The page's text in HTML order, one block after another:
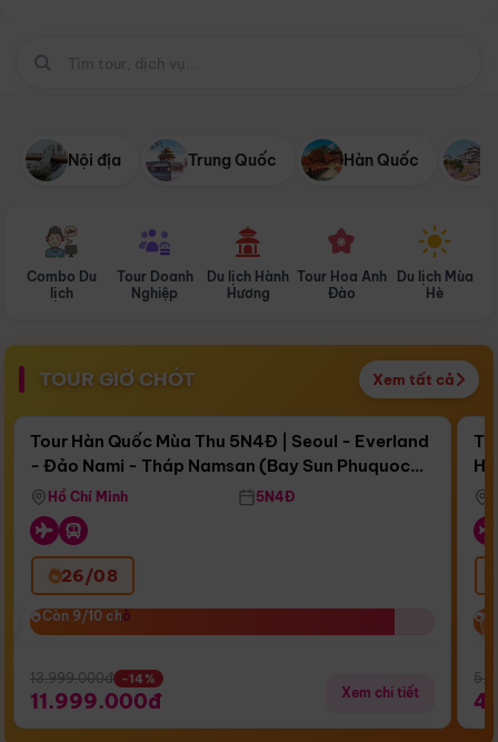
Nội địa Trung Quốc Hàn Quốc
Combo Du
lịch
Tour Doanh
Nghiệp
Du lịch Hành
Hương
Tour Hoa Anh
Đào
Du lịch Mùa
Hè
TOUR GIỜ CHÓT Xem tất cả
Còn17 ngày 16:56:43
Bay Sun Phuquoc Airways
Điểm nổi bật
Tour Hàn Quốc Mùa Thu 5N4Đ | Seoul - Everland
- Đảo Nami - Tháp Namsan (Bay Sun Phuquoc
Airways)
Hồ Chí Minh 5N4Đ
26/08
Còn 9/10 chỗ
Còn 9/10 chỗ
13.999.000đ -14%
11.999.000đ Xem chi tiết